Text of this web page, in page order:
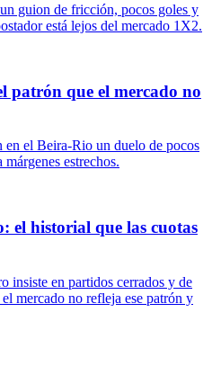
guion de fricción, pocos goles y
está lejos del mercado 1X2.
patrón que el mercado no
el Beira-Rio un duelo de pocos
estrechos.
el historial que las cuotas
insiste en partidos cerrados y de
mercado no refleja ese patrón y